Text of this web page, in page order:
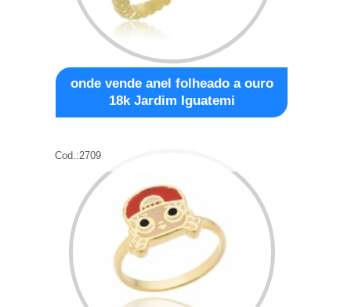
onde vende anel folheado a ouro
18k Jardim Iguatemi
Cod.:2709